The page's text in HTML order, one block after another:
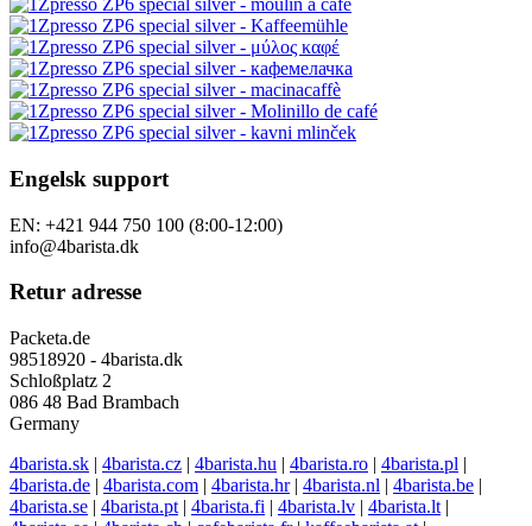
Engelsk support
EN: +421 944 750 100 (8:00-12:00)
info@4barista.dk
Retur adresse
Packeta.de
98518920 - 4barista.dk
Schloßplatz 2
086 48 Bad Brambach
Germany
4barista.sk | 4barista.cz | 4barista.hu | 4barista.ro | 4barista.pl |
4barista.de | 4barista.com | 4barista.hr| 4barista.nl | 4barista.be |
4barista.se | 4barista.pt | 4barista.fi | 4barista.lv | 4barista.lt |